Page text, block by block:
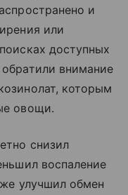
и
или
доступных
внимание
которым
овощи.
снизил
воспаление
улучшил обмен